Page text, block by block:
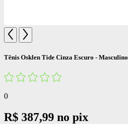
Tênis Osklen Tide Cinza Escuro - Masculino
0
R$ 387,99 no pix